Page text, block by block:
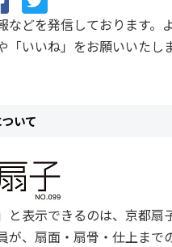
などを発信しております。
「いいね」をお願いいたし
いて
と表示できるのは、京都扇
が、扇面・扇骨・仕上まで